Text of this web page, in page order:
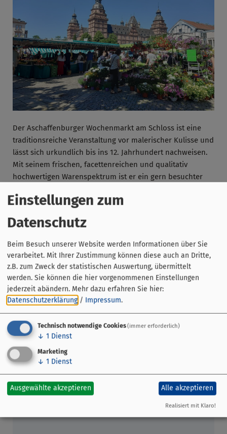
Der Aschaffenburger Wochenmarkt am Schloss ist eine
traditionsreiche Veranstaltung vor malerischer Kulisse und
lässt sich urkundlich bis ins 12. Jahrhundert nachweisen.
Mit seinem frischen, facettenreichen und qualitativ
hochwertigen Warenspektrum ist er ein gern besuchter
Samstag statt. Die Marktzeit beginnt um 7 Uhr und endet
Ihre Waren anbieten. In der Kernzeit von 8 bis 13.30 Uhr
bereit. Je nach Saison bietet der Markt ein vollständiges
Sortiment an Produkten: Obst, Gemüse, Spargel, Kräuter,
Oliven, Blumen, Pflanzen, Gestecke, Essig, Öl, Obstsäfte,
Bio-Produkte, Süßwasser- und Meeresfisch, Fleisch,
Wurst, Wildprodukte, Käse, Molkereiprodukte, Eier,
Nudeln, Antipasti, Brot und Gebäck, Weine, Destillate,
Brände, Liköre, Imkereiprodukte, Kaffee, Imbisse und
Snacks und vieles mehr.
Einstellungen zum
Datenschutz
Beim Besuch unserer Website werden Informationen über Sie
verarbeitet. Mit Ihrer Zustimmung können diese auch an Dritte,
z.B. zum Zweck der statistischen Auswertung, übermittelt
werden. Sie können die hier vorgenommenen Einstellungen
jederzeit abändern. Mehr dazu erfahren Sie hier:
Datenschutzerklärung / Impressum.
Technisch notwendige Cookies(immer erforderlich)
↓ 1 Dienst
Marketing
↓ 1 Dienst
Ausgewählte akzeptieren Alle akzeptieren
Realisiert mit Klaro!